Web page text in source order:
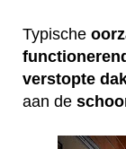
Typische
verstopte
aan de